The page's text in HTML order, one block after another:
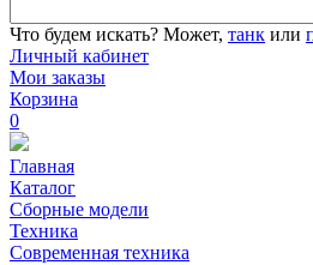
Что будем искать? Может, танк или
Личный кабинет
Мои заказы
Корзина
0
Главная
Каталог
Сборные модели
Техника
Современная техника